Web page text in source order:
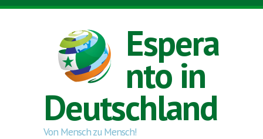
Direkt zum Inhalt
Espera
nto in
Deutschland
Von Mensch zu Mensch!